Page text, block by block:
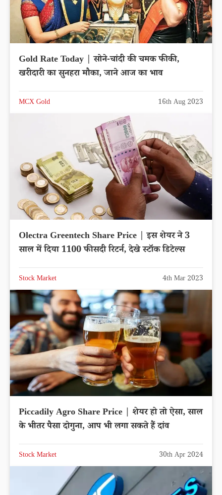
Gold Rate Today | सोने-चांदी की चमक फीकी,
खरीदारी का सुनहरा मौका, जाने आज का भाव
MCX Gold 16th Aug 2023
Olectra Greentech Share Price | इस शेयर ने 3
साल में दिया 1100 फीसदी रिटर्न, देखे स्टॉक डिटेल्स
Stock Market 4th Mar 2023
Piccadily Agro Share Price | शेयर हो तो ऐसा, साल
के भीतर पैसा दोगुना, आप भी लगा सकते हैं दांव
Stock Market 30th Apr 2024